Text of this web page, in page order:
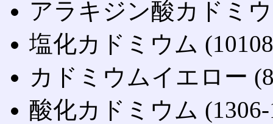
アラキジン酸カドミ
塩化カドミウム
カドミウムイエロー
酸化カドミウム